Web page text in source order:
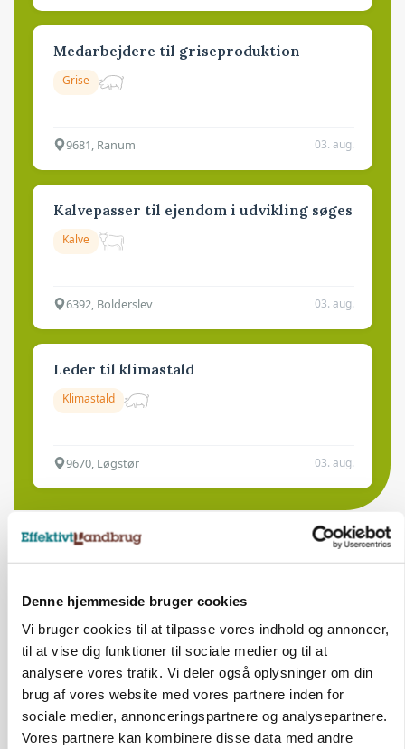
Denne hjemmeside bruger cookies
Vi bruger cookies til at tilpasse vores indhold og annoncer,
til at vise dig funktioner til sociale medier og til at
analysere vores trafik. Vi deler også oplysninger om din
brug af vores website med vores partnere inden for
sociale medier, annonceringspartnere og analysepartnere.
Vores partnere kan kombinere disse data med andre
Medarbejdere til griseproduktion
Grise
9681, Ranum 03. aug.
Kalvepasser til ejendom i udvikling søges
Kalve
6392, Bolderslev 03. aug.
Leder til klimastald
Klimastald
9670, Løgstør 03. aug.